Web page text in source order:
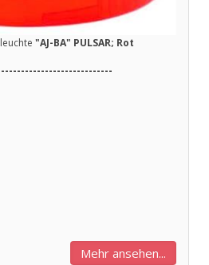
"AJ-BA" PULSAR; Rot
Mehr ansehen...